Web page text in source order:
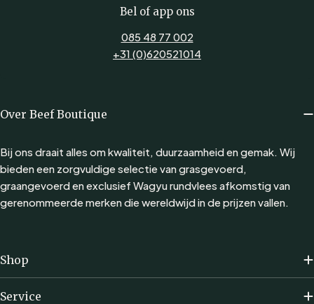
Bel of app ons
085 48 77 002
+31 (0)620521014
Over Beef Boutique
Bij ons draait alles om kwaliteit, duurzaamheid en gemak. Wij
bieden een zorgvuldige selectie van grasgevoerd,
graangevoerd en exclusief Wagyu rundvlees afkomstig van
gerenommeerde merken die wereldwijd in de prijzen vallen.
Shop
Service